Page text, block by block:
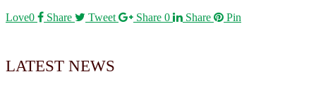
Love0 Share Tweet Share 0 Share Pin
LATEST NEWS